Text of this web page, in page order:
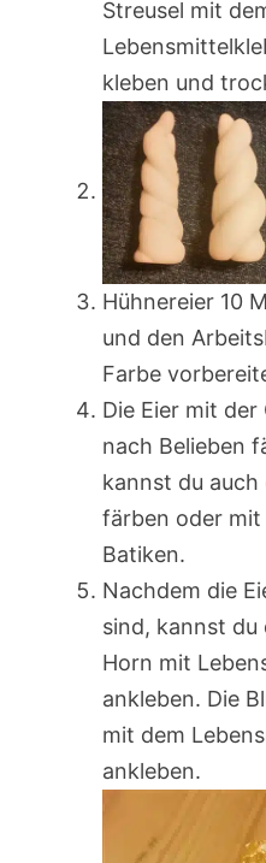
Streusel mit
kleben und
Hühnereier 10
und den
Farbe
Die Eier mit
nach Belieben
kannst du auch
färben oder mit
Batiken.
Nachdem die
sind, kannst du
Horn mit
ankleben. Die
mit dem
ankleben.